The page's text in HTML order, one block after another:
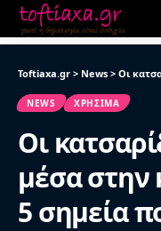
Toftiaxa.gr > News > Οι
NEWS ΧΡΉΣΙΜΑ
Οι
μέσα στην
5 σημεία